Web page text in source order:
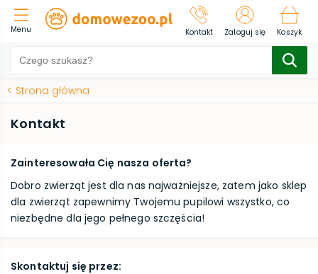
Menu Kontakt Zaloguj się Koszyk
< Strona główna
Kontakt
Zainteresowała Cię nasza oferta?
Dobro zwierząt jest dla nas najważniejsze, zatem jako sklep
dla zwierząt zapewnimy Twojemu pupilowi wszystko, co
niezbędne dla jego pełnego szczęścia!
Skontaktuj się przez: